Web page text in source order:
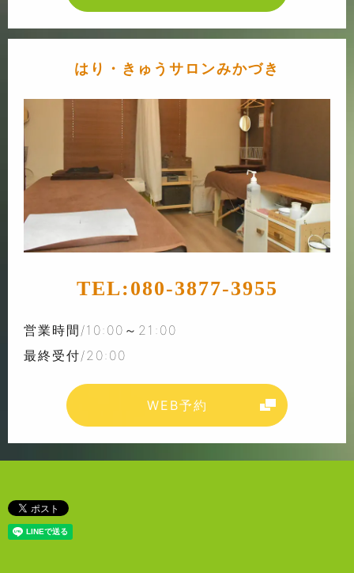
はり・きゅうサロンみかづき
TEL:080-3877-3955
営業時間/10:00～21:00
最終受付/20:00
WEB予約